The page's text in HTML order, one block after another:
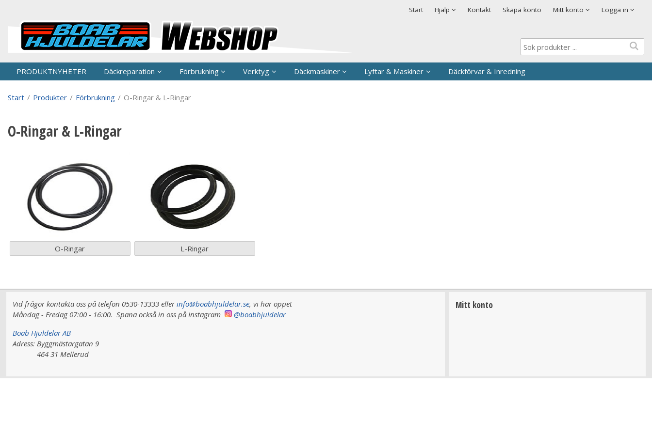
Start Hjälp
Säkerhet & Cookies Kontakt Skapa konto Mitt konto Logga in
Lösenord*
Kom ihåg mig
PRODUKTNYHETER Däckreparation Förbrukning Verktyg Däckmaskiner Lyftar & Maskiner Däckförvar & Inredning
Start / Produkter / Förbrukning / O-Ringar & L-Ringar
O-Ringar & L-Ringar
O-Ringar L-Ringar
Vid frågor kontakta oss på telefon 0530-13333 ellerinfo@boabhjuldelar.se, vi haröppet
Måndag - Fredag 07:00 - 16:00. Spana också in oss på Instagram
@boabhjuldelar
Boab Hjuldelar AB
Adress: Byggmästargatan 9
464 31 Mellerud
Mitt konto